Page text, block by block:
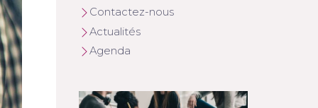
Contactez-nous
Actualités
Agenda